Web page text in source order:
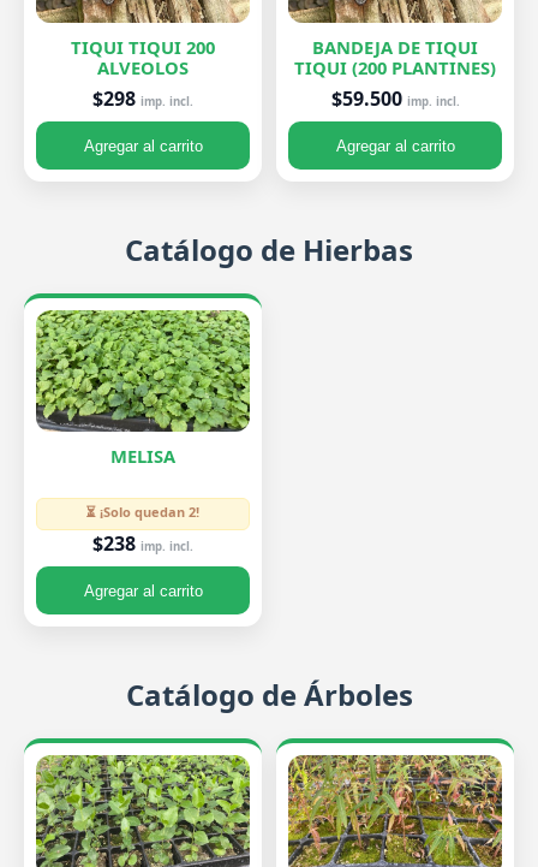
TIQUI TIQUI 200
ALVEOLOS
$298 imp. incl.
Agregar al carrito
BANDEJA DE TIQUI
TIQUI (200 PLANTINES)
$59.500 imp. incl.
Agregar al carrito
Catálogo de Hierbas
MELISA
⏳ ¡Solo quedan 2!
$238 imp. incl.
Agregar al carrito
Catálogo de Árboles